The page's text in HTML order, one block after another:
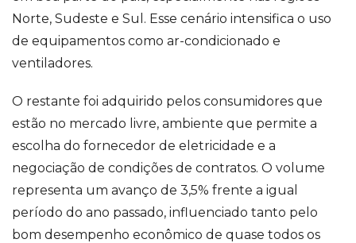
Norte, Sudeste e Sul. Esse cenário intensifica o uso
de equipamentos como ar-condicionado e
ventiladores.
O restante foi adquirido pelos consumidores que
estão no mercado livre, ambiente que permite a
escolha do fornecedor de eletricidade e a
negociação de condições de contratos. O volume
representa um avanço de 3,5% frente a igual
período do ano passado, influenciado tanto pelo
bom desempenho econômico de quase todos os